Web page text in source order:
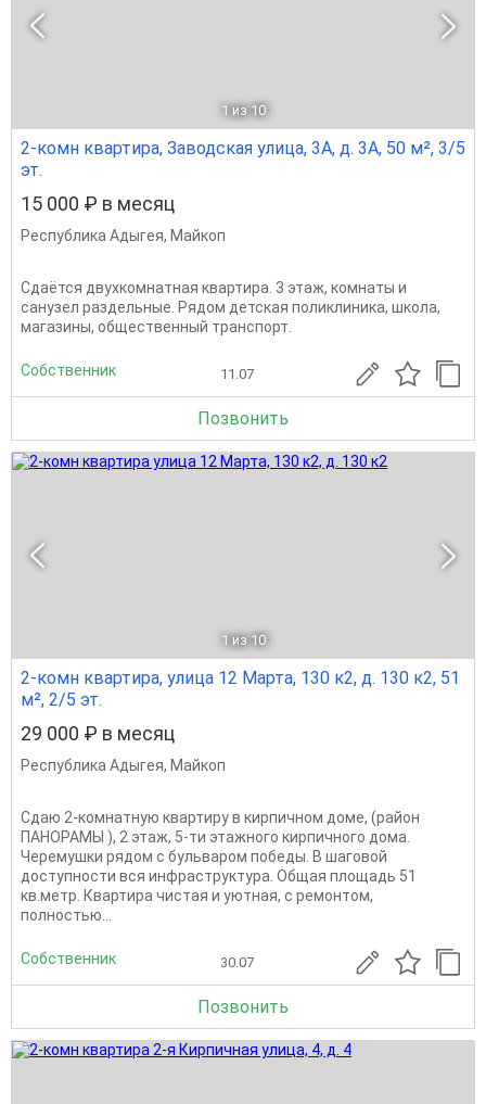
1 из 10
2-комн квартира, Заводская улица, 3А, д. 3А, 50 м², 3/5
эт.
15 000 ₽ в месяц
Республика Адыгея, Майкоп
Сдаётся двухкомнатная квартира. 3 этаж, комнаты и
санузел раздельные. Рядом детская поликлиника, школа,
магазины, общественный транспорт.
Собственник 11.07
Позвонить
1 из 10
2-комн квартира, улица 12 Марта, 130 к2, д. 130 к2, 51
м², 2/5 эт.
29 000 ₽ в месяц
Республика Адыгея, Майкоп
Сдаю 2-комнатную квартиру в кирпичном доме, (район
ПАНОРАМЫ ), 2 этаж, 5-ти этажного кирпичного дома.
Черемушки рядом с бульваром победы. В шаговой
доступности вся инфраструктура. Общая площадь 51
кв.метр. Квартира чистая и уютная, с ремонтом,
полностью...
Собственник 30.07
Позвонить